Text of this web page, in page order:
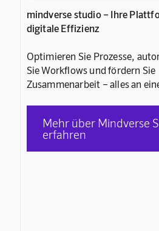
mindverse studio – Ihre
digitale Effizienz
Optimieren Sie Prozesse,
Sie Workflows und fördern Sie
Zusammenarbeit – alles an
Mehr über Mindverse
erfahren